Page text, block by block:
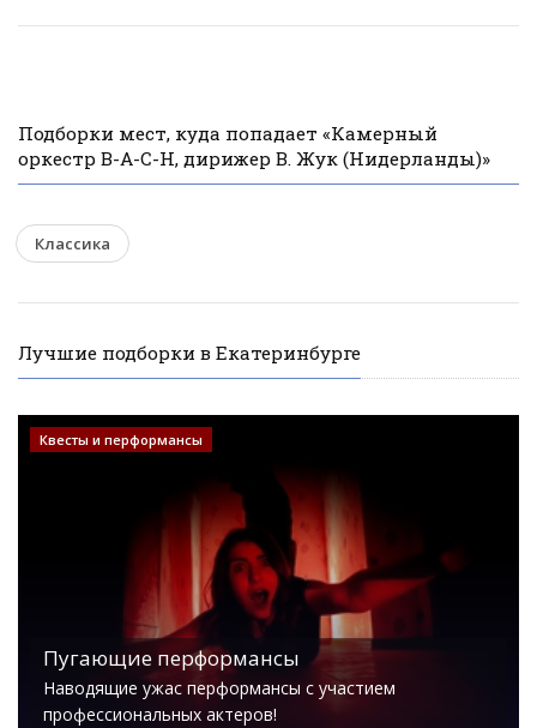
Подборки мест, куда попадает «Камерный
оркестр В-А-С-Н, дирижер В. Жук (Нидерланды)»
Классика
Лучшие подборки в Екатеринбурге
Квесты и перформансы
Пугающие перформансы
Наводящие ужас перформансы с участием
профессиональных актеров!